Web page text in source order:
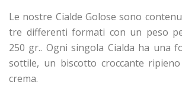
Le nostre Cialde Golose sono
tre differenti formati con un peso
250 gr.. Ogni singola Cialda ha una
sottile, un biscotto croccante
crema.